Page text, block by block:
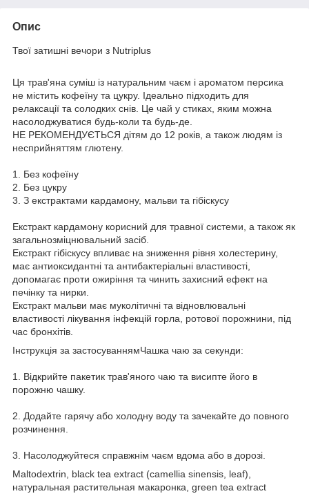
Опис
Твої затишні вечори з Nutriplus
Ця трав'яна суміш із натуральним чаєм і ароматом персика
не містить кофеїну та цукру. Ідеально підходить для
релаксації та солодких снів. Це чай у стиках, яким можна
насолоджуватися будь-коли та будь-де.
НЕ РЕКОМЕНДУЄТЬСЯ дітям до 12 років, а також людям із
несприйняттям глютену.
1. Без кофеїну
2. Без цукру
3. З екстрактами кардамону, мальви та гібіскусу
Екстракт кардамону корисний для травної системи, а також як
загальнозміцнювальний засіб.
Екстракт гібіскусу впливає на зниження рівня холестерину,
має антиоксидантні та антибактеріальні властивості,
допомагає проти ожиріння та чинить захисний ефект на
печінку та нирки.
Екстракт мальви має муколітичні та відновлювальні
властивості лікування інфекцій горла, ротової порожнини, під
час бронхітів.
Інструкція за застосуваннямЧашка чаю за секунди:
1. Відкрийте пакетик трав'яного чаю та висипте його в
порожню чашку.
2. Додайте гарячу або холодну воду та зачекайте до повного
розчинення.
3. Насолоджуйтеся справжнім чаєм вдома або в дорозі.
Maltodextrin, black tea extract (camellia sinensis, leaf),
натуральная растительная макаронка, green tea extract